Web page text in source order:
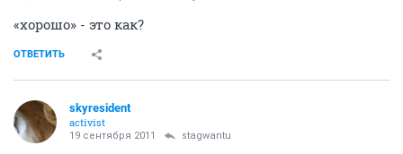
«хорошо» - это как?
ОТВЕТИТЬ
skyresident
activist
19 сентября 2011 stagwantu